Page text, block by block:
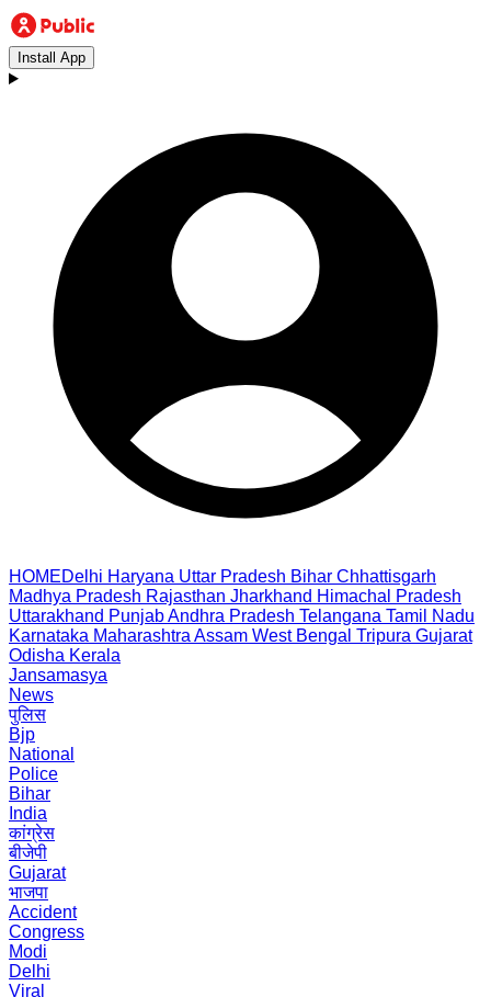
Install App
HOMEDelhi Haryana Uttar Pradesh Bihar Chhattisgarh
Madhya Pradesh Rajasthan Jharkhand Himachal Pradesh
Uttarakhand PunjabAndhra Pradesh Telangana Tamil Nadu
Karnataka Maharashtra Assam West Bengal Tripura Gujarat
Odisha Kerala
Jansamasya
News
पुलिस
Bjp
National
Police
Bihar
India
कांग्रेस
बीजेपी
Gujarat
भाजपा
Accident
Congress
Modi
Delhi
Viral